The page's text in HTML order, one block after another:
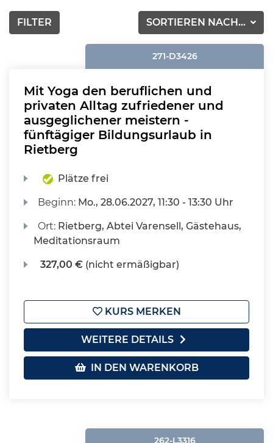
SORTIEREN NACH...
FILTER
271-D3426
Mit Yoga den beruflichen und
privaten Alltag zufriedener und
ausgeglichener meistern -
fünftägiger Bildungsurlaub in
Rietberg
Plätze frei
Beginn: Mo., 28.06.2027, 11:30 - 13:30 Uhr
Ort: Rietberg, Abtei Varensell, Gästehaus,
Meditationsraum
327,00 € (nicht ermäßigbar)
KURS MERKEN
WEITERE DETAILS
IN DEN WARENKORB
262-L3316